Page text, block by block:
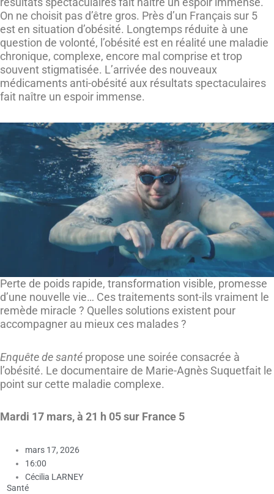
On ne choisit pas d’être gros. Près d’un Français sur 5
est en situation d’obésité. Longtemps réduite à une
question de volonté, l’obésité est en réalité une maladie
chronique, complexe, encore mal comprise et trop
souvent stigmatisée. L’arrivée des nouveaux
médicaments anti-obésité aux résultats spectaculaires
fait naître un espoir immense.
Perte de poids rapide, transformation visible, promesse
d’une nouvelle vie… Ces traitements sont-ils vraiment le
remède miracle ? Quelles solutions existent pour
accompagner au mieux ces malades ?
Enquête de santé propose une soirée consacrée à
l’obésité. Le documentaire de Marie-Agnès Suquetfait le
point sur cette maladie complexe.
Mardi 17 mars, à 21 h 05 sur France 5
mars 17, 2026
16:00
Cécilia LARNEY
Santé